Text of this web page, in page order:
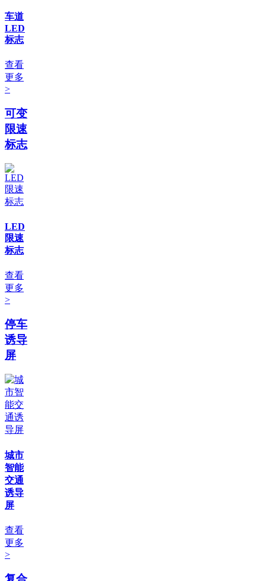
车道
LED
标志
查看
更多
>
可变
限速
标志
LED
限速
标志
查看
更多
>
停车
诱导
屏
城市
智能
交通
诱导
屏
查看
更多
>